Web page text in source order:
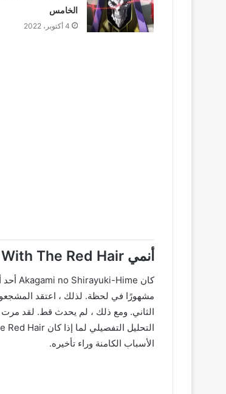
الخامس
4 أكتوبر، 2022
أنمي Snow White With The Red Hair الموسم الثالث: حالة التجديد
مشهورًا في لحظة. لذلك ، اعتقد
الثاني. ومع ذلك ، لم يحدث قط. لقد
الأسباب الكامنة وراء تأخيره.